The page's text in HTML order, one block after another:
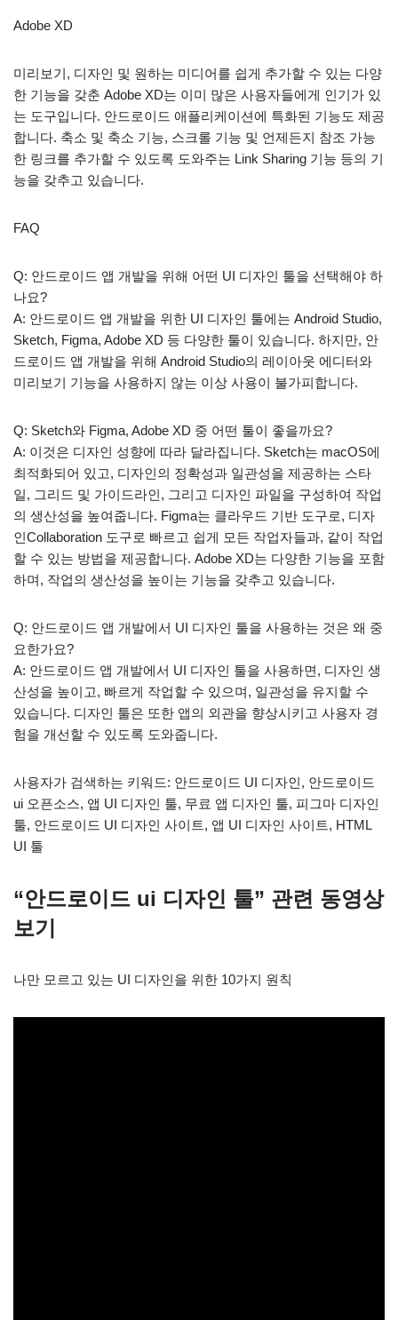
Adobe XD
미리보기, 디자인 및 원하는 미디어를 쉽게 추가할 수 있는 다양
한 기능을 갖춘 Adobe XD는 이미 많은 사용자들에게 인기가 있
는 도구입니다. 안드로이드 애플리케이션에 특화된 기능도 제공
합니다. 축소 및 축소 기능, 스크롤 기능 및 언제든지 참조 가능
한 링크를 추가할 수 있도록 도와주는 Link Sharing 기능 등의 기
능을 갖추고 있습니다.
FAQ
Q: 안드로이드 앱 개발을 위해 어떤 UI 디자인 툴을 선택해야 하
나요?
A: 안드로이드 앱 개발을 위한 UI 디자인 툴에는 Android Studio,
Sketch, Figma, Adobe XD 등 다양한 툴이 있습니다. 하지만, 안
드로이드 앱 개발을 위해 Android Studio의 레이아웃 에디터와
미리보기 기능을 사용하지 않는 이상 사용이 불가피합니다.
Q: Sketch와 Figma, Adobe XD 중 어떤 툴이 좋을까요?
A: 이것은 디자인 성향에 따라 달라집니다. Sketch는 macOS에
최적화되어 있고, 디자인의 정확성과 일관성을 제공하는 스타
일, 그리드 및 가이드라인, 그리고 디자인 파일을 구성하여 작업
의 생산성을 높여줍니다. Figma는 클라우드 기반 도구로, 디자
인Collaboration 도구로 빠르고 쉽게 모든 작업자들과, 같이 작업
할 수 있는 방법을 제공합니다. Adobe XD는 다양한 기능을 포함
하며, 작업의 생산성을 높이는 기능을 갖추고 있습니다.
Q: 안드로이드 앱 개발에서 UI 디자인 툴을 사용하는 것은 왜 중
요한가요?
A: 안드로이드 앱 개발에서 UI 디자인 툴을 사용하면, 디자인 생
산성을 높이고, 빠르게 작업할 수 있으며, 일관성을 유지할 수
있습니다. 디자인 툴은 또한 앱의 외관을 향상시키고 사용자 경
험을 개선할 수 있도록 도와줍니다.
사용자가 검색하는 키워드: 안드로이드 UI 디자인, 안드로이드
ui 오픈소스, 앱 UI 디자인 툴, 무료 앱 디자인 툴, 피그마 디자인
툴, 안드로이드 UI 디자인 사이트, 앱 UI 디자인 사이트, HTML
UI 툴
“안드로이드 ui 디자인 툴” 관련 동영상
보기
나만 모르고 있는 UI 디자인을 위한 10가지 원칙